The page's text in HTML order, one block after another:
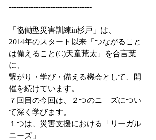
----------------------------------
「協働型災害訓練in杉戸」は、
2014年のスタート以来「つながること
は備えること(C)天童荒太」を合言葉
に、
繋がり・学び・備える機会として、開
催を続けています。
７回目の今回は、２つのニーズについ
て深く学びます。
１つは、災害支援における「リーガル
ニーズ」